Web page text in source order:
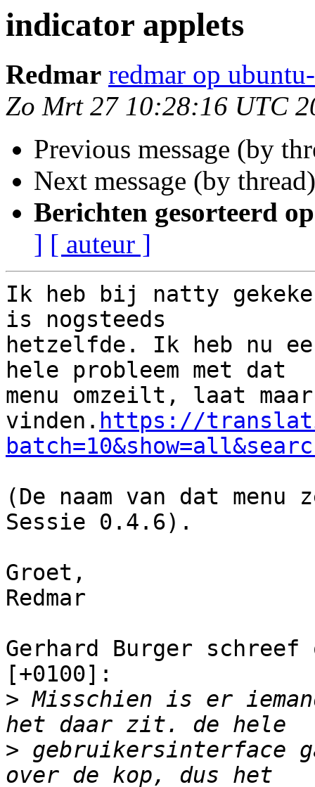
indicator applets
Redmar redmar op
Zo Mrt 27 10:28:16 UTC
Previous message (by
Next message (by
Berichten gesorteerd
] [ auteur ]
Ik heb bij natty
is nogsteeds
hetzelfde. Ik heb nu
hele probleem met dat
menu omzeilt, laat
vinden. https://
(De naam van dat
Sessie 0.4.6).
Groet,
Redmar
Gerhard Burger schreef
[+0100]:
> Misschien is er
> gebruikersinterface